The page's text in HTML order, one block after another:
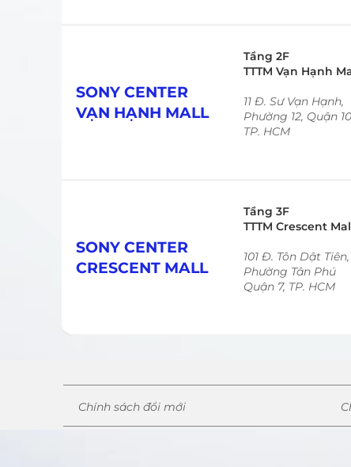
SONY CENTER
VẠN HẠNH MALL
Tầng 2F
TTTM Vạn Hạnh
11 Đ. Sư Vạn Hạnh,
Phường 12, Quận 10
TP. HCM
SONY CENTER
CRESCENT MALL
Tầng 3F
TTTM Crescent
101 Đ. Tôn Dật Tiên,
Phường Tân Phú
Quận 7, TP. HCM
Chính sách đổi mới